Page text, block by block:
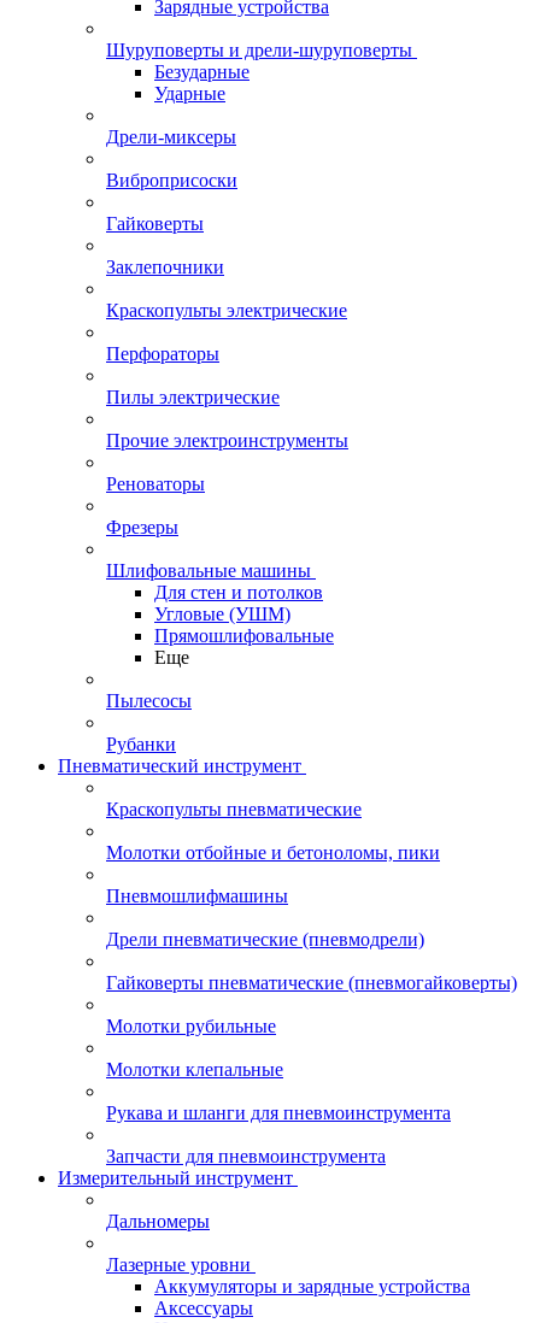
Зарядные устройства
Шуруповерты и дрели-шуруповерты
Безударные
Ударные
Дрели-миксеры
Виброприсоски
Гайковерты
Заклепочники
Краскопульты электрические
Перфораторы
Пилы электрические
Прочие электроинструменты
Реноваторы
Фрезеры
Шлифовальные машины
Для стен и потолков
Угловые (УШМ)
Прямошлифовальные
Еще
Пылесосы
Рубанки
Пневматический инструмент
Краскопульты пневматические
Молотки отбойные и бетоноломы, пики
Пневмошлифмашины
Дрели пневматические (пневмодрели)
Гайковерты пневматические (пневмогайковерты)
Молотки рубильные
Молотки клепальные
Рукава и шланги для пневмоинструмента
Запчасти для пневмоинструмента
Измерительный инструмент
Дальномеры
Лазерные уровни
Аккумуляторы и зарядные устройства
Аксессуары